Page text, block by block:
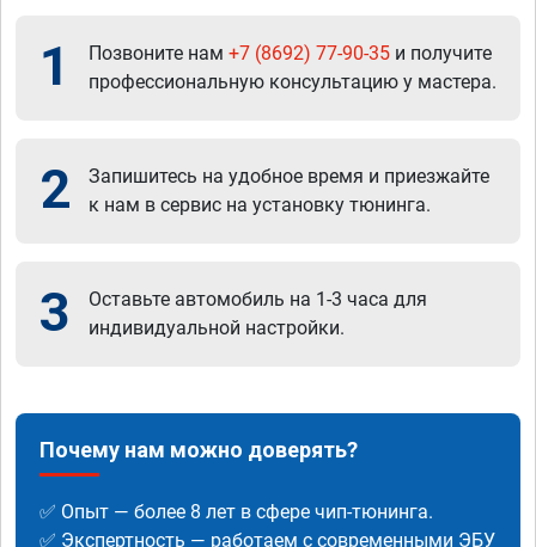
1 Позвоните нам +7 (8692) 77-90-35 и получите
профессиональную консультацию у мастера.
2
Запишитесь на удобное время и приезжайте
к нам в сервис на установку тюнинга.
3
Оставьте автомобиль на 1-3 часа для
индивидуальной настройки.
Почему нам можно доверять?
✅ Опыт — более 8 лет в сфере чип-тюнинга.
✅ Экспертность — работаем с современными ЭБУ